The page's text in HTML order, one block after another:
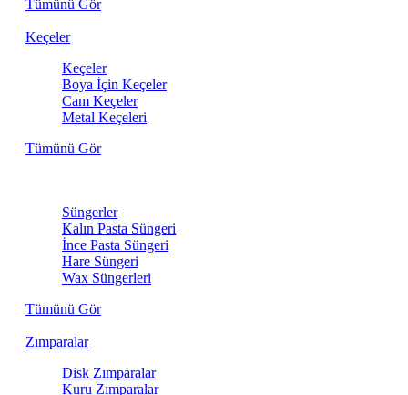
Tümünü Gör
Keçeler
Keçeler
Boya İçin Keçeler
Cam Keçeler
Metal Keçeleri
Tümünü Gör
Süngerler
Kalın Pasta Süngeri
İnce Pasta Süngeri
Hare Süngeri
Wax Süngerleri
Tümünü Gör
Zımparalar
Disk Zımparalar
Kuru Zımparalar